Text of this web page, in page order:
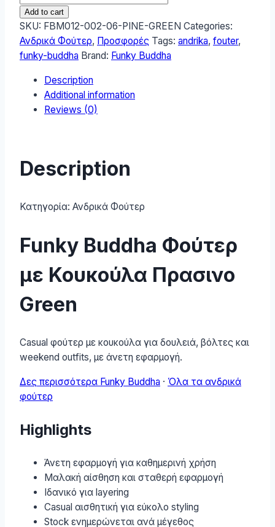
Buddha
Ανδρικό
Φούτερ
FBM012-
06-
PINE-
GREEN
Add to cart
SKU: FBM012-002-06-PINE-GREEN Categories:
Ανδρικά Φούτερ, Προσφορές Tags: andrika, fouter,
funky-buddha Brand: Funky Buddha
Description
Additional information
Reviews (0)
Description
Κατηγορία: Ανδρικά Φούτερ
Funky Buddha Φούτερ
με Κουκούλα Πρασινο
Green
Casual φούτερ με κουκούλα για δουλειά, βόλτες και
weekend outfits, με άνετη εφαρμογή.
Δες περισσότερα Funky Buddha · Όλα τα ανδρικά
φούτερ
Highlights
Άνετη εφαρμογή για καθημερινή χρήση
Μαλακή αίσθηση και σταθερή εφαρμογή
Ιδανικό για layering
Casual αισθητική για εύκολο styling
Stock ενημερώνεται ανά μέγεθος